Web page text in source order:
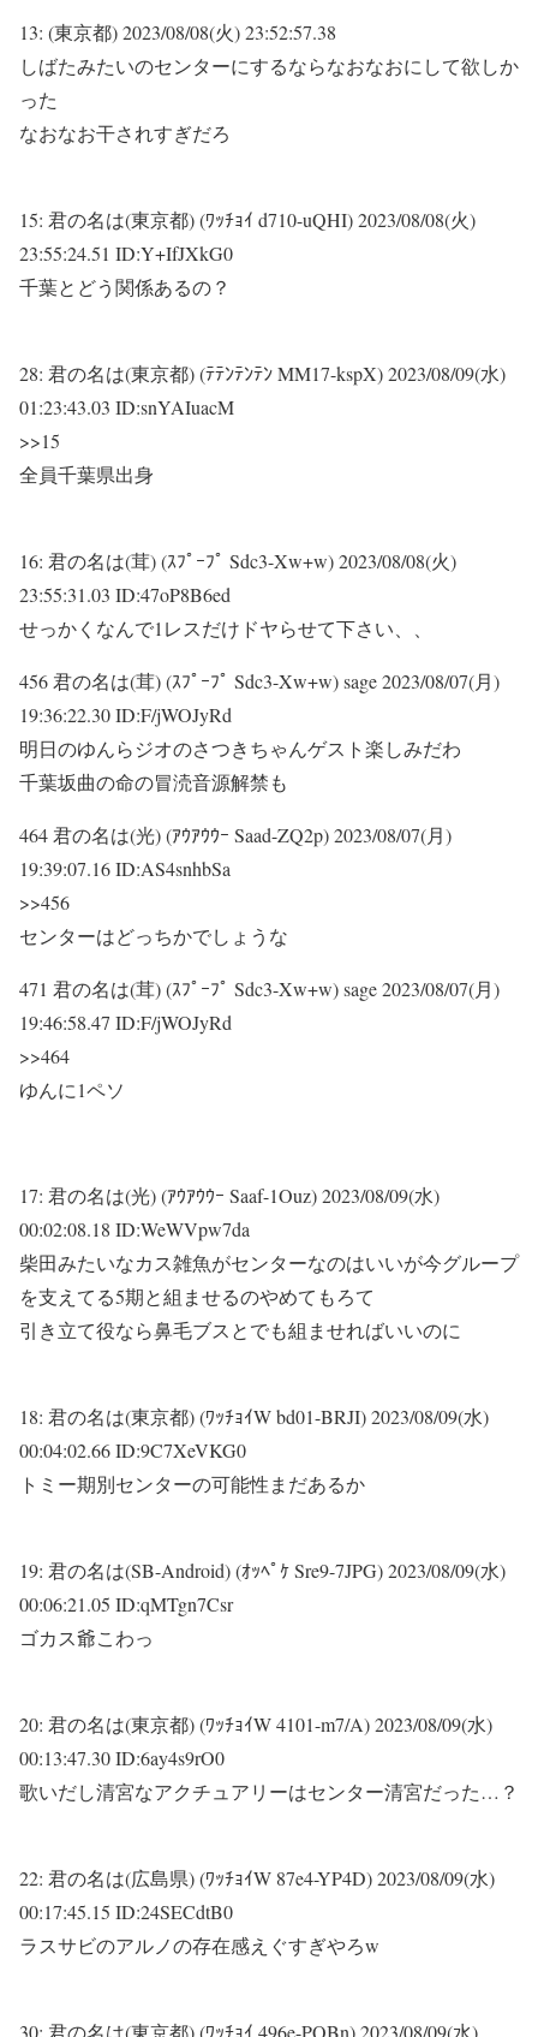
13: (東京都)2023/08/08(火) 23:52:57.38
しばたみたいのセンターにするならなおなおにして欲しか
った
なおなお干されすぎだろ
15: 君の名は(東京都) (ﾜｯﾁｮｲ d710-uQHI)2023/08/08(火)
23:55:24.51 ID:Y+IfJXkG0
千葉とどう関係あるの？
28: 君の名は(東京都) (ﾃﾃﾝﾃﾝﾃﾝ MM17-kspX)2023/08/09(水)
01:23:43.03 ID:snYAIuacM
>>15
全員千葉県出身
16: 君の名は(茸) (ｽﾌﾟｰﾌﾟ Sdc3-Xw+w)2023/08/08(火)
23:55:31.03 ID:47oP8B6ed
せっかくなんで1レスだけドヤらせて下さい、、
456 君の名は(茸) (ｽﾌﾟｰﾌﾟ Sdc3-Xw+w) sage 2023/08/07(月)
19:36:22.30 ID:F/jWOJyRd
明日のゆんらジオのさつきちゃんゲスト楽しみだわ
千葉坂曲の命の冒涜音源解禁も
464 君の名は(光) (ｱｳｱｳｳｰ Saad-ZQ2p) 2023/08/07(月)
19:39:07.16 ID:AS4snhbSa
>>456
センターはどっちかでしょうな
471 君の名は(茸) (ｽﾌﾟｰﾌﾟ Sdc3-Xw+w) sage 2023/08/07(月)
19:46:58.47 ID:F/jWOJyRd
>>464
ゆんに1ペソ
17: 君の名は(光) (ｱｳｱｳｳｰ Saaf-1Ouz)2023/08/09(水)
00:02:08.18 ID:WeWVpw7da
柴田みたいなカス雑魚がセンターなのはいいが今グループ
を支えてる5期と組ませるのやめてもろて
引き立て役なら鼻毛ブスとでも組ませればいいのに
18: 君の名は(東京都) (ﾜｯﾁｮｲW bd01-BRJI)2023/08/09(水)
00:04:02.66 ID:9C7XeVKG0
トミー期別センターの可能性まだあるか
19: 君の名は(SB-Android) (ｵｯﾍﾟｹ Sre9-7JPG)2023/08/09(水)
00:06:21.05 ID:qMTgn7Csr
ゴカス爺こわっ
20: 君の名は(東京都) (ﾜｯﾁｮｲW 4101-m7/A)2023/08/09(水)
00:13:47.30 ID:6ay4s9rO0
歌いだし清宮なアクチュアリーはセンター清宮だった…？
22: 君の名は(広島県) (ﾜｯﾁｮｲW 87e4-YP4D)2023/08/09(水)
00:17:45.15 ID:24SECdtB0
ラスサビのアルノの存在感えぐすぎやろw
30: 君の名は(東京都) (ﾜｯﾁｮｲ 496e-PQBn)2023/08/09(水)